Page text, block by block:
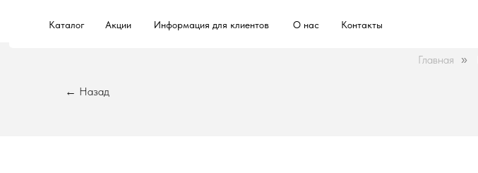
Каталог Акции Информация для клиентов О нас Контакты
Главная »
← Назад